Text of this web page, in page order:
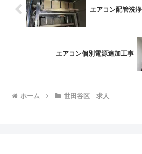
エアコン配管洗浄
エアコン個別電源追加工事
ホーム 世田谷区 求人